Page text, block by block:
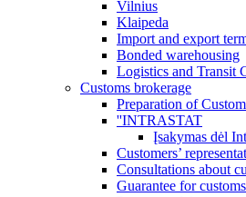
Vilnius
Klaipeda
Import and export
Bonded warehousing
Logistics and Transit
Customs brokerage
Preparation of
''INTRASTAT
Įsakymas dėl
Customers’
Consultations about
Guarantee for